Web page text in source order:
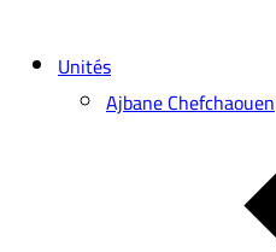
Unités
Ajbane Chefchaouen